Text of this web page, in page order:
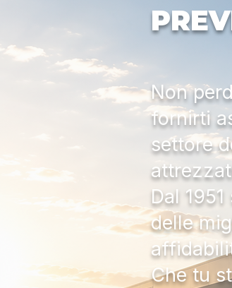
Non
fornirti
settore
Dal
delle
Che tu